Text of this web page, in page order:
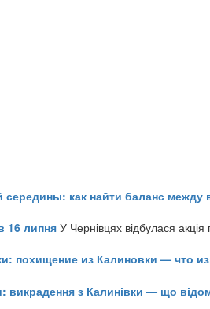
середины: как найти баланс
16 липня У Чернівцях відбулася
похищение из Калиновки — что
викрадення з Калинівки — що